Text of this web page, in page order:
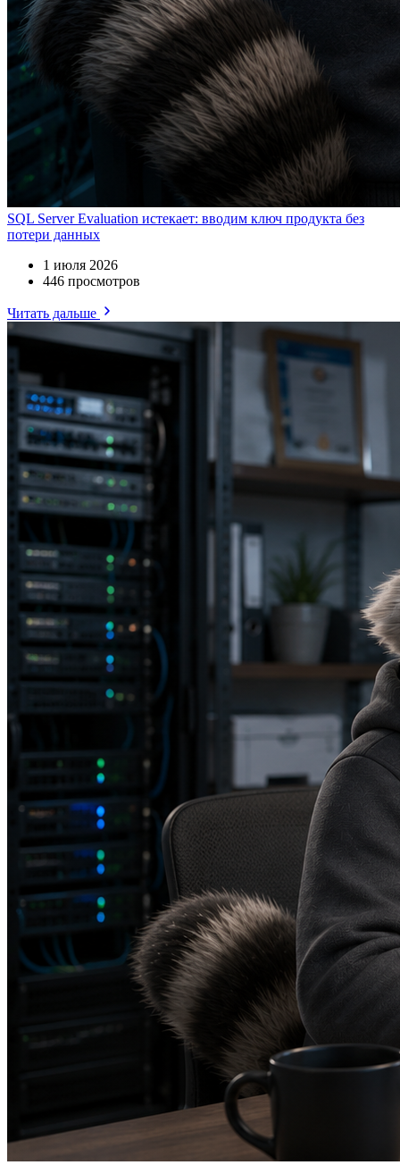
SQL Server Evaluation истекает: вводим ключ продукта без
потери данных
1 июля 2026
446 просмотров
Читать дальше